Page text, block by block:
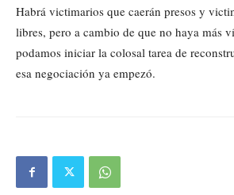
Habrá victimarios que caerán presos y
libres, pero a cambio de que no haya más
podamos iniciar la colosal tarea de
esa negociación ya empezó.